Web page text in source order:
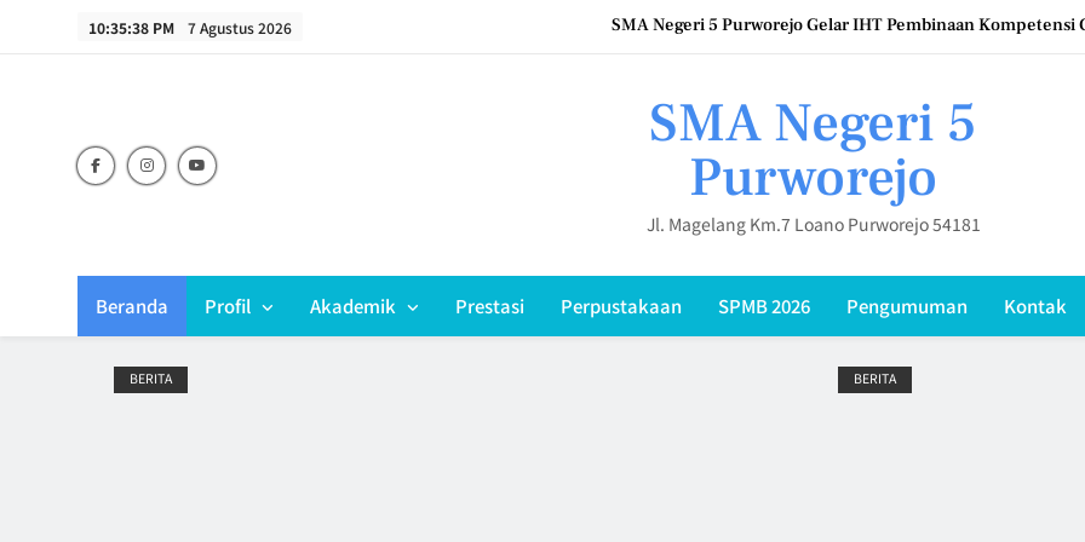
10:35:39 PM 7 Agustus 2026
Upacara Hari Keluarga Nasional (HARGANAS) 2026 di SMAN 5
SMAN 5 Purworejo Perkuat Kompetensi
SMA Negeri 5 Purworejo Gelar IHT Pembinaan
Upacara Hari Keluarga Nasional (HARGANAS) 2026 di SMAN 5
SMA Negeri 5
Purworejo
Jl. Magelang Km.7 Loano Purworejo 54181
Beranda Profil Akademik Prestasi Perpustakaan SPMB 2026 Pengumuman Kontak
BERITA BERITA
BERITA